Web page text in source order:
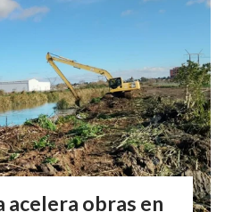
acelera obras en